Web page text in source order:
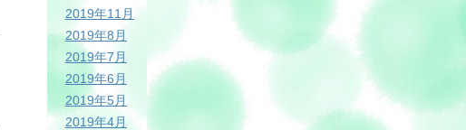
2019年11月
2019年8月
2019年7月
2019年6月
2019年5月
2019年4月